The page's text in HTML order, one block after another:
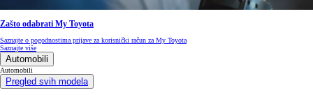
Zašto odabrati My Toyota
Saznajte o pogodnostima prijave za korisnički račun za My Toyota
Saznajte više
Automobili
Automobili
Pregled svih modela